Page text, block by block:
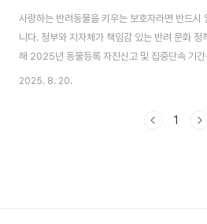
사랑하는 반려동물을 키우는 보호자라면 반드시
니다. 정부와 지자체가 책임감 있는 반려 문화 정
해 2025년 동물등록 자진신고 및 집중단속 기간
용하면 미등록 또는 변경사항 미신고로 인한 과태
민국은 바야흐로 '반려인 1000만 시대'에 접어들
2025. 8. 20.
1